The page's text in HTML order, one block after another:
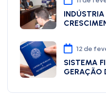
12 de
SISTEMA
GERAÇÃO